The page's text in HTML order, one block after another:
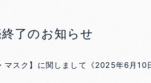
了のお知らせ
スク】に関しまして《2025年6月